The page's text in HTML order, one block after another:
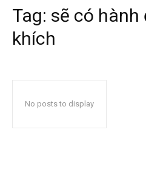
Tag: sẽ có hành
khích
No posts to display